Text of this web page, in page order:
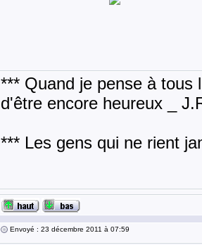
*** Quand je pense à tous
d'être encore heureux _
*** Les gens qui ne rient
Envoyé : 23 décembre 2011 à 07:59